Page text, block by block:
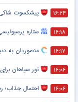
۱۶:۲۴ پیشکسوت شاکی
۱۶:۱۸ ستاره
۱۶:۱۷ منصوریان به
۱۶:۰۶ تور سپاهان
۱۶:۰۶ احتمال جذاب؛